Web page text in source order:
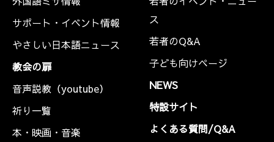
サポート・イベント情報
やさしい日本語ニュース
教会の扉
音声説教（youtube）
祈り一覧
本・映画・音楽
ス
若者のQ&A
子ども向けページ
NEWS
特設サイト
よくある質問/Q&A